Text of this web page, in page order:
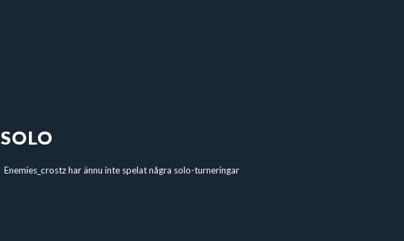
SOLO
Enemies_crostz har ännu inte spelat några solo-turneringar